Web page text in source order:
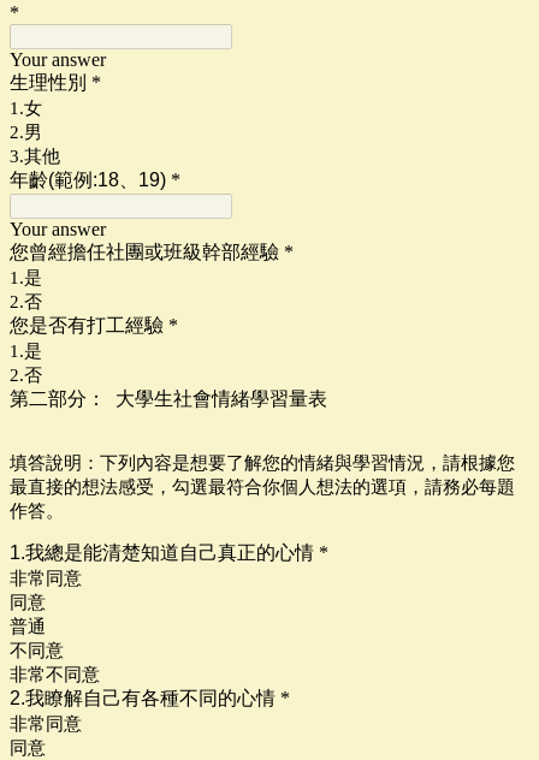
*
Your answer
生理性別 *
1.女
2.男
3.其他
年齡(範例:18、19) *
Your answer
您曾經擔任社團或班級幹部經驗 *
1.是
2.否
您是否有打工經驗 *
1.是
2.否
第二部分： 大學生社會情緒學習量表
填答說明： 下列內容是想要了解您的情緒與學習情況， 請根據您
最直接的想法感受，勾選最符合你個人想法的選項，請務必每題
作答。
1.我總是能清楚知道自己真正的心情 *
非常同意
同意
普通
不同意
非常不同意
2.我瞭解自己有各種不同的心情 *
非常同意
同意